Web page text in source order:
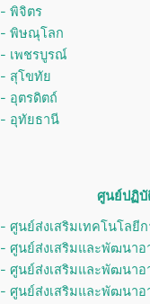
- พิจิตร
- พิษณุโลก
- เพชรบูรณ์
- สุโขทัย
- อุตรดิตถ์
- อุทัยธานี
ศูนย์ปฏิบั
- ศูนย์ส่งเสริมเทคโนโลยี
- ศูนย์ส่งเสริมและพัฒนาอ
- ศูนย์ส่งเสริมและพัฒนาอ
- ศูนย์ส่งเสริมและพัฒนาอ